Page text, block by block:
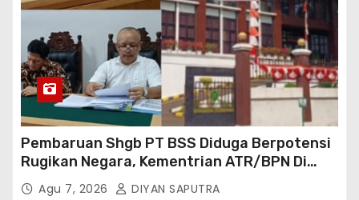
Pembaruan Shgb PT BSS Diduga Berpotensi
Rugikan Negara, Kementrian ATR/BPN Di
Gugat Di PTUN Jakarta
Agu 7, 2026 DIYAN SAPUTRA